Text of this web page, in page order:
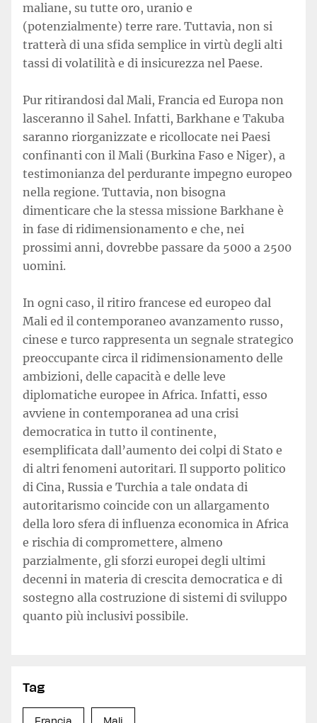
maliane, su tutte oro, uranio e
(potenzialmente) terre rare. Tuttavia, non si
tratterà di una sfida semplice in virtù degli alti
tassi di volatilità e di insicurezza nel Paese.
Pur ritirandosi dal Mali, Francia ed Europa non
lasceranno il Sahel. Infatti, Barkhane e Takuba
saranno riorganizzate e ricollocate nei Paesi
confinanti con il Mali (Burkina Faso e Niger), a
testimonianza del perdurante impegno europeo
nella regione. Tuttavia, non bisogna
dimenticare che la stessa missione Barkhane è
in fase di ridimensionamento e che, nei
prossimi anni, dovrebbe passare da 5000 a 2500
uomini.
In ogni caso, il ritiro francese ed europeo dal
Mali ed il contemporaneo avanzamento russo,
cinese e turco rappresenta un segnale strategico
preoccupante circa il ridimensionamento delle
ambizioni, delle capacità e delle leve
diplomatiche europee in Africa. Infatti, esso
avviene in contemporanea ad una crisi
democratica in tutto il continente,
esemplificata dall’aumento dei colpi di Stato e
di altri fenomeni autoritari. Il supporto politico
di Cina, Russia e Turchia a tale ondata di
autoritarismo coincide con un allargamento
della loro sfera di influenza economica in Africa
e rischia di compromettere, almeno
parzialmente, gli sforzi europei degli ultimi
decenni in materia di crescita democratica e di
sostegno alla costruzione di sistemi di sviluppo
quanto più inclusivi possibile.
Tag
Francia Mali